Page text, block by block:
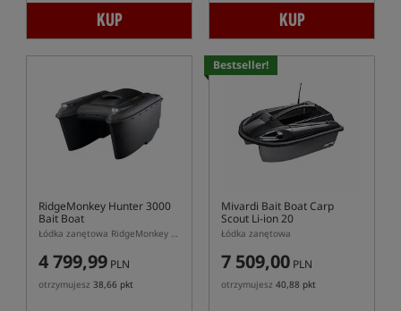
KUP KUP
RidgeMonkey Hunter 3000
Bait Boat
Łódka zanętowa RidgeMonkey Hunter 3000
4 799,99 PLN
otrzymujesz 38,66 pkt
Bestseller!
Mivardi Bait Boat Carp
Scout Li-ion 20
Łódka zanętowa
7 509,00 PLN
otrzymujesz 40,88 pkt